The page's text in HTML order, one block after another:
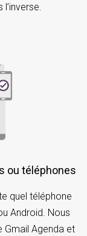
ou téléphones
quel téléphone
Android. Nous
Gmail Agenda et